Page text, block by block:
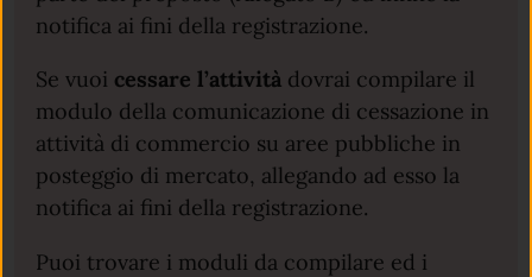
notifica ai fini della registrazione.
Se vuoi cessare l’attività dovrai compilare il
modulo della comunicazione di cessazione in
attività di commercio su aree pubbliche in
posteggio di mercato, allegando ad esso la
notifica ai fini della registrazione.
Puoi trovare i moduli da compilare ed i